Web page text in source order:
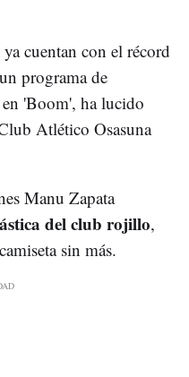
cuentan con el récord
programa de
'Boom', ha lucido
Atlético Osasuna
Manu Zapata
del club rojillo,
sin más.